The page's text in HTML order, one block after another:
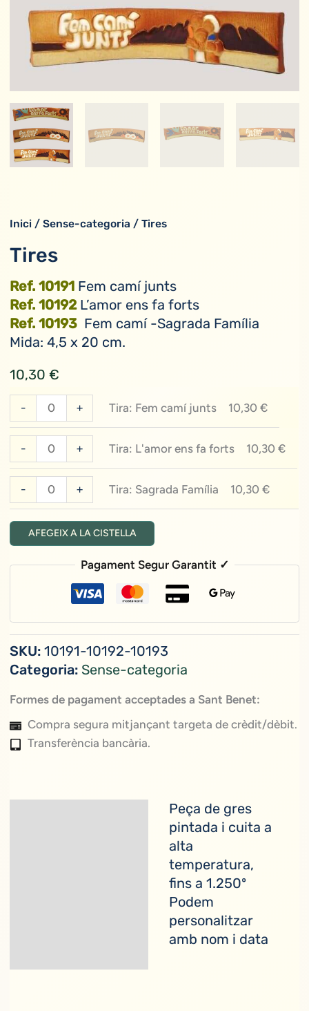
Inici /Sense-categoria / Tires
Tires
Ref. 10191 Fem camí junts
Ref. 10192L’amor ens fa forts
Ref. 10193 Fem camí -Sagrada Família
Mida: 4,5 x 20 cm.
10,30€
-
quantitat
de
Tira:
Fem
camí
+ Tira: Fem camí junts 10,30€
-
quantitat
de
Tira:
L'amor
ens
+ Tira: L'amor ens fa forts 10,30€
-
quantitat
de
Tira:
Sagrada
+ Tira: Sagrada Família 10,30€
AFEGEIX A LA CISTELLA
Pagament Segur Garantit ✓
SKU:10191-10192-10193
Categoria: Sense-categoria
Formes de pagament acceptades a Sant Benet:
Compra segura mitjançant targeta de crèdit/dèbit.
Transferència bancària.
Peça de gres
pintada i cuita a
alta
temperatura,
fins a 1.250º
Podem
personalitzar
amb nom i data